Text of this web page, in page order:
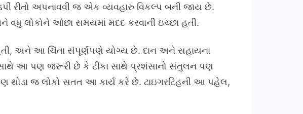
રીતો અપનાવવી જ એક વ્યવહારુ વિકલ્પ બની જાય છે.
વધુ લોકોને ઓછા સમયમાં મદદ કરવાની ઇચ્છા હતી.
અને આ ચિંતા સંપૂર્ણપણે યોગ્ય છે. દાન અને સહાયના
સાથે આ પણ જરૂરી છે કે ટીકા સાથે પ્રશંસાનો સંતુલન પણ
જ લોકો સતત આ કાર્ય કરે છે. ટાઇગરટિહની આ પહેલ,